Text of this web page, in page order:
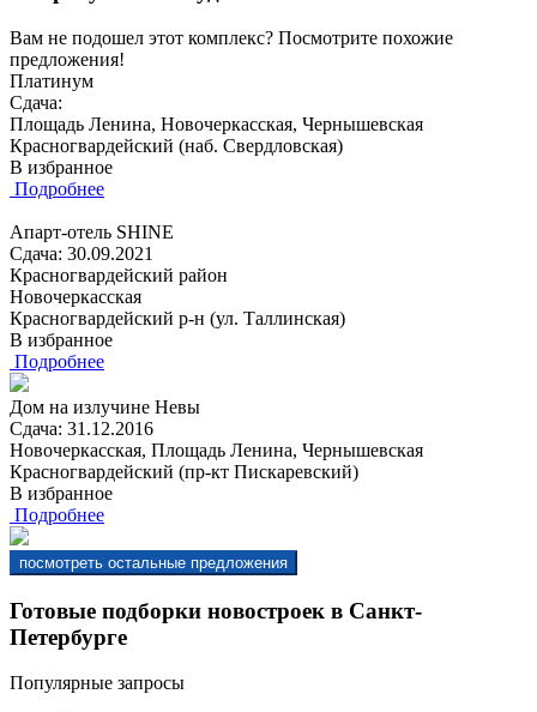
Вам не подошел этот комплекс? Посмотрите похожие
предложения!
Платинум
Сдача:
Площадь Ленина, Новочеркасская, Чернышевская
Красногвардейский (наб. Свердловская)
В избранное
Подробнее
Апарт-отель SHINE
Сдача: 30.09.2021
Красногвардейский район
Новочеркасская
Красногвардейский р-н (ул. Таллинская)
В избранное
Подробнее
Дом на излучине Невы
Сдача: 31.12.2016
Новочеркасская, Площадь Ленина, Чернышевская
Красногвардейский (пр-кт Пискаревский)
В избранное
Подробнее
Готовые подборки новостроек в Санкт-
Петербурге
Популярные запросы